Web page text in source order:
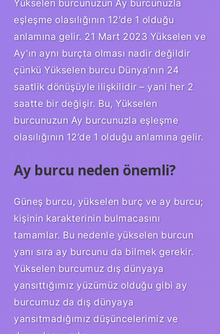
Yükselen burcunuzun Ay burcunuzla
eşleşme olasılığının 12’de 1 olduğu
anlamına gelir. 21 Mart 2023 Yükselen ve
Ay’ın aynı burçta olması nadir değildir
çünkü Yükselen burcu Dünya’nın 24
saatlik dönüşüyle ​​ilişkilidir – yani her 2
saatte bir değişir. Bu, Yükselen
burcunuzun Ay burcunuzla eşleşme
olasılığının 12’de 1 olduğu anlamına gelir.
Ay burcu neden önemli?
Güneş burcu, yükselen burç ve ay burcu;
kişinin karakterinin bulmacasını
tamamlar. Bu nedenle yükselen burcun
yanı sıra ay burcunu da bilmek gerekir.
Yükselen burcumuz dış dünyaya
yansıttığımız yüzümüz olduğu gibi ay
burcumuz da dış dünyaya
yansıtmadığımız düşüncelerimiz ve